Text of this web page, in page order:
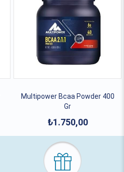
Multipower Bcaa Powder 400
Gr
₺1.750,00